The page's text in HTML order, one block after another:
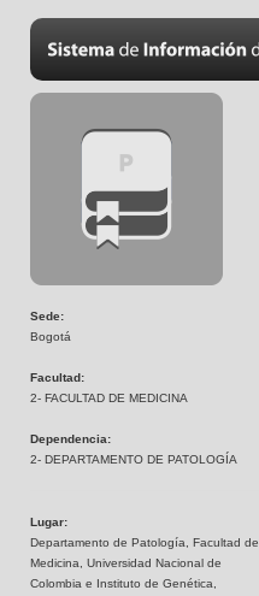
Sede:
Bogotá
Facultad:
2- FACULTAD DE MEDICINA
Dependencia:
2- DEPARTAMENTO DE PATOLOGÍA
Lugar:
Departamento de Patología, Facultad de
Medicina, Universidad Nacional de
Colombia e Instituto de Genética,